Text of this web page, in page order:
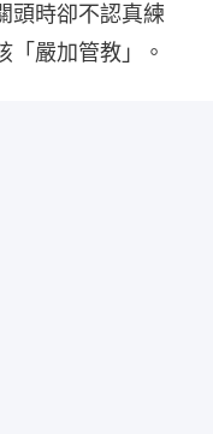
頭時卻不認真練
「嚴加管教」。